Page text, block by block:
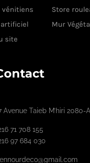
vénitiens
Store
artificiel
Mur
site
Avenue Taieb M’hiri 2080-
71 708 155
97 684 030